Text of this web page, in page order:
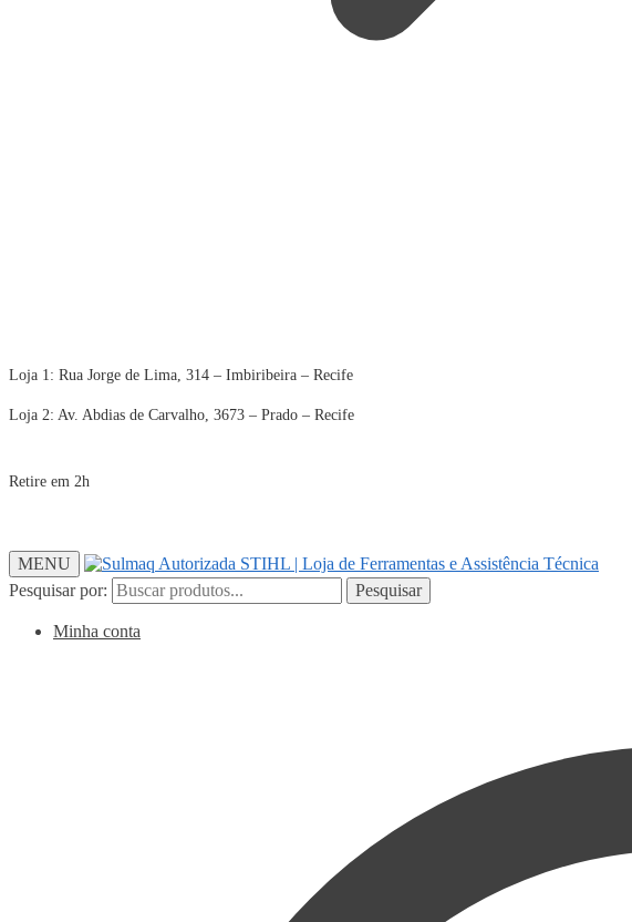
Loja 1: Rua Jorge de Lima, 314 – Imbiribeira – Recife
Loja 2: Av. Abdias de Carvalho, 3673 – Prado – Recife
Retire em 2h
MENU
Pesquisar por:
Pesquisar
Minha conta